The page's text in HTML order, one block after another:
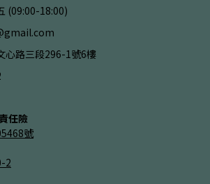
(09:00-18:00)
心路三段296-1號6樓
任險
號
2